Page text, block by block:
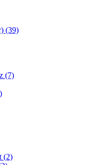
(39)
(7)
(2)